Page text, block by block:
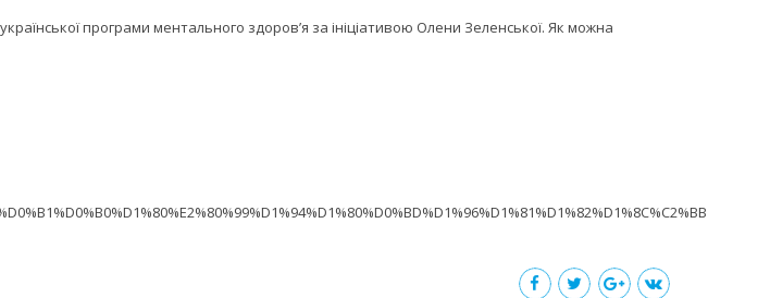
програми ментального здоров’я за ініціативою Олени Зеленської. Як можна